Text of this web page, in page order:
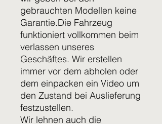
gebrauchten Modellen keine
Garantie.Die Fahrzeug
funktioniert vollkommen beim
verlassen unseres
Geschäftes. Wir erstellen
immer vor dem abholen oder
dem einpacken ein Video um
den Zustand bei Auslieferung
festzustellen.
Wir lehnen auch die